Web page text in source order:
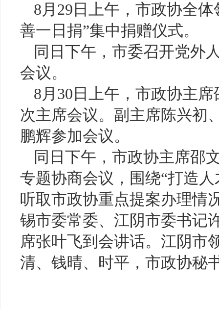
8月29日上午，市政协全
善一日捐”集中捐赠仪式。
同日下午，市委召开党外
会议。
8月30日上午，市政协主
次主席会议。副主席陈兴初
鹏辉参加会议。
同日下午，市政协主席邵
专题协商会议，围绕“打造
听取市政协重点提案办理情
锡市委常委、江阴市委书记
席张叶飞到会讲话。江阴市
清、钱晴、时平，市政协秘